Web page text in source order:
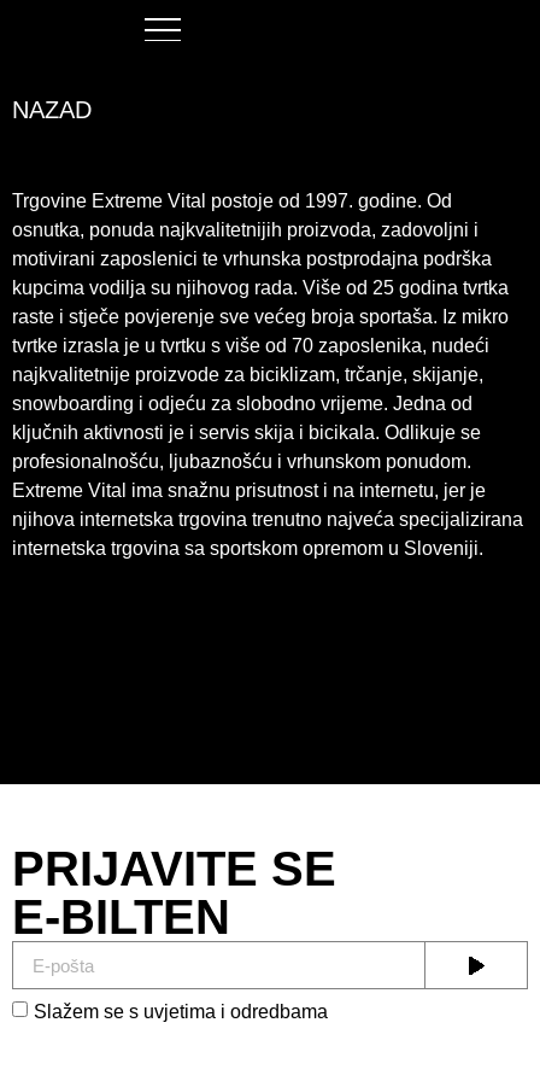
NAZAD
Trgovine Extreme Vital postoje od 1997. godine. Od
osnutka, ponuda najkvalitetnijih proizvoda, zadovoljni i
motivirani zaposlenici te vrhunska postprodajna podrška
kupcima vodilja su njihovog rada. Više od 25 godina tvrtka
raste i stječe povjerenje sve većeg broja sportaša. Iz mikro
tvrtke izrasla je u tvrtku s više od 70 zaposlenika, nudeći
najkvalitetnije proizvode za biciklizam, trčanje, skijanje,
snowboarding i odjeću za slobodno vrijeme. Jedna od
ključnih aktivnosti je i servis skija i bicikala. Odlikuje se
profesionalnošću, ljubaznošću i vrhunskom ponudom.
Extreme Vital ima snažnu prisutnost i na internetu, jer je
njihova internetska trgovina trenutno najveća specijalizirana
internetska trgovina sa sportskom opremom u Sloveniji.
PRIJAVITE SE
E-BILTEN
Slažem se s uvjetima i odredbama